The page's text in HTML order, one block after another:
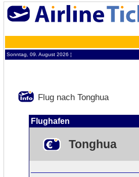
Sonntag, 09. August 2026 ¦
Flug nach Tonghua
Flughafen
Tonghua